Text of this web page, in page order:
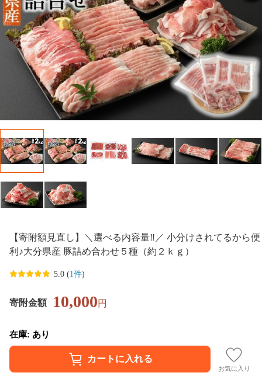
【寄附額見直し】＼選べる内容量‼／ 小分けされてるから便
利♪大分県産 豚詰め合わせ５種（約２ｋｇ）
5.0 (1件)
寄附金額 10,000円
在庫: あり
お気に入り